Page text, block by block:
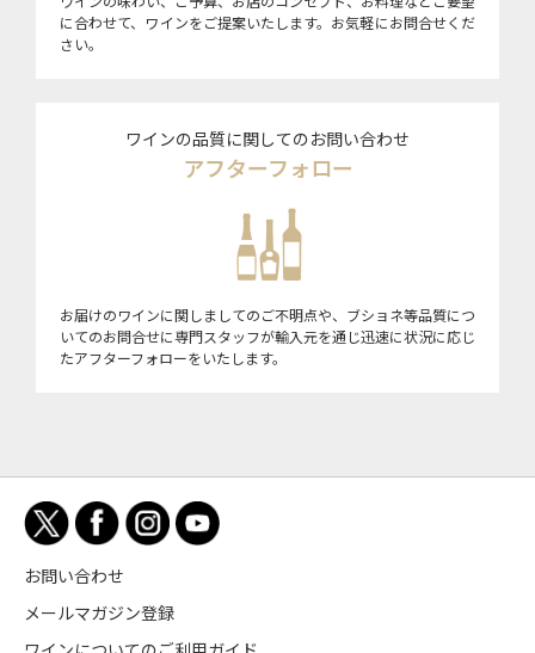
に合わせて、ワインをご提案いたします。お気軽にお問合せくだ
さい。
ワインの品質に関してのお問い合わせ
アフターフォロー
お届けのワインに関しましてのご不明点や、ブショネ等品質につ
いてのお問合せに専門スタッフが輸入元を通じ迅速に状況に応じ
たアフターフォローをいたします。
お問い合わせ
メールマガジン登録